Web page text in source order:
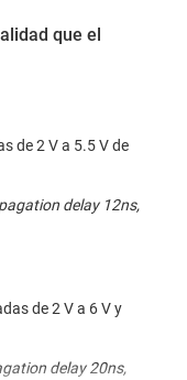
que el
de 2 V a 5.5 V de
delay 12ns,
de 2 V a 6 V y
delay 20ns,